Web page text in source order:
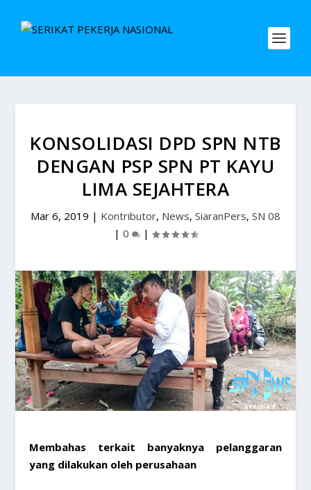
KONSOLIDASI DPD SPN NTB
DENGAN PSP SPN PT KAYU
LIMA SEJAHTERA
Mar 6, 2019 | Kontributor, News, SiaranPers, SN 08
| 0 |
Membahas terkait banyaknya pelanggaran
yang dilakukan oleh perusahaan